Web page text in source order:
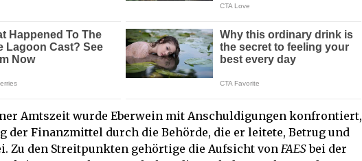
Amtszeit wurde Eberwein mit Anschuldigungen konfrontiert,
der Finanzmittel durch die Behörde, die er leitete, Betrug und
Zu den Streitpunkten gehörtige die Aufsicht von FAESbei der